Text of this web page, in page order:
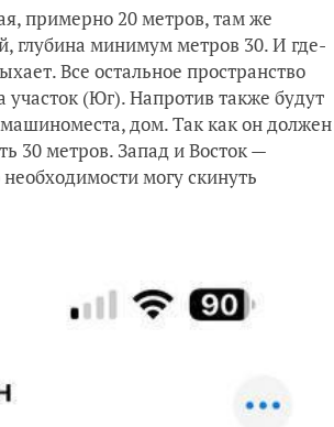
примерно 20 метров, там же
глубина минимум метров 30. И где-
Все остальное пространство
участок (Юг). Напротив также будут
машиноместа, дом. Так как он должен
30 метров. Запад и Восток —
могу скинуть